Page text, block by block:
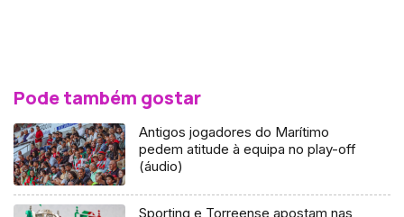
Pode também gostar
Antigos jogadores do Marítimo
pedem atitude à equipa no play-off
(áudio)
Sporting e Torreense apostam nas